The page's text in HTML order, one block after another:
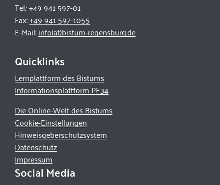
Tel.:+49 941 597-01
Fax:+49 941 597-1055
E-Mail:info(at)bistum-regensburg.de
Quicklinks
Lernplattform des Bistums
Informationsplattform PE34
Die Online-Welt des Bistums
Cookie-Einstellungen
Hinweisgeberschutzsystem
Datenschutz
Impressum
Social Media